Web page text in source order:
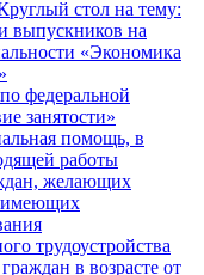
стол на тему:
выпускников на
«Экономика
федеральной
занятости»
помощь, в
работы
желающих
имеющих
трудоустройства
в возрасте от